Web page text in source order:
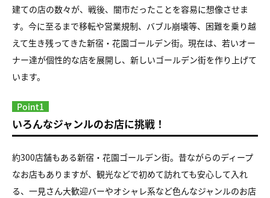
建ての店の数々が、戦後、闇市だったことを容易に想像させま
す。今に至るまで移転や営業規制、バブル崩壊等、困難を乗り越
えて生き残ってきた新宿・花園ゴールデン街。現在は、若いオー
ナー達が個性的な店を展開し、新しいゴールデン街を作り上げて
います。
Point1
いろんなジャンルのお店に挑戦！
約300店舗もある新宿・花園ゴールデン街。昔ながらのディープ
なお店もありますが、観光などで初めて訪れても安心して入れ
る、一見さん大歓迎バーやオシャレ系など色んなジャンルのお店